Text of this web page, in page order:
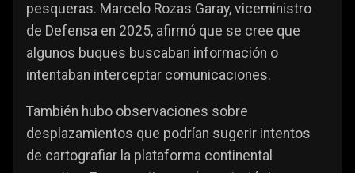
pesqueras. Marcelo Rozas Garay, viceministro
de Defensa en 2025, afirmó que se cree que
algunos buques buscaban información o
intentaban interceptar comunicaciones.
También hubo observaciones sobre
desplazamientos que podrían sugerir intentos
de cartografiar la plataforma continental